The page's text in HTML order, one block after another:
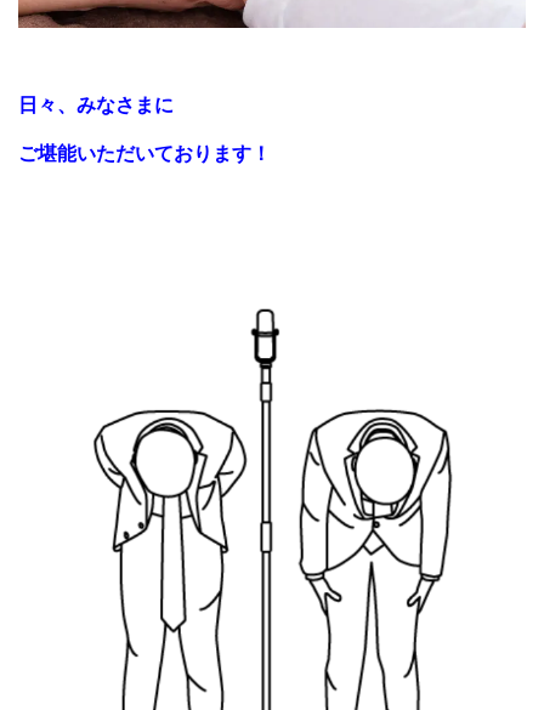
日々、みなさまに
ご堪能いただいております！